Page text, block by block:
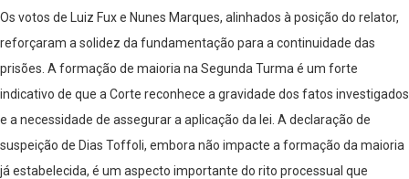
Os votos de Luiz Fux e Nunes Marques, alinhados à posição do relator,
reforçaram a solidez da fundamentação para a continuidade das
prisões. A formação de maioria na Segunda Turma é um forte
indicativo de que a Corte reconhece a gravidade dos fatos investigados
e a necessidade de assegurar a aplicação da lei. A declaração de
suspeição de Dias Toffoli, embora não impacte a formação da maioria
já estabelecida, é um aspecto importante do rito processual que